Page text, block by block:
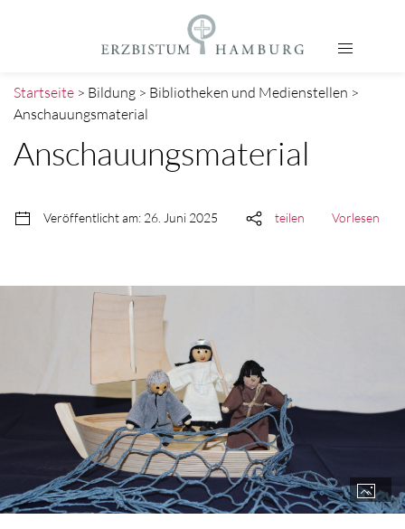
Startseite > Bildung > Bibliotheken und Medienstellen >
Anschauungsmaterial
Anschauungsmaterial
Veröffentlicht am: 26. Juni 2025 teilen Vorlesen